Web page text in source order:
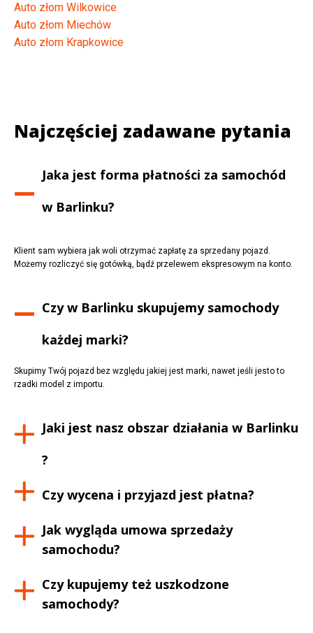
Auto złom Wilkowice
Auto złom Miechów
Auto złom Krapkowice
Najczęściej zadawane pytania
Jaka jest forma płatności za samochód
w Barlinku?
Klient sam wybiera jak woli otrzymać zapłatę za sprzedany pojazd.
Możemy rozliczyć się gotówką, bądź przelewem ekspresowym na konto.
Czy w Barlinku skupujemy samochody
każdej marki?
Skupimy Twój pojazd bez względu jakiej jest marki, nawet jeśli jesto to
rzadki model z importu.
Jaki jest nasz obszar działania w Barlinku
?
Czy wycena i przyjazd jest płatna?
Jak wygląda umowa sprzedaży
samochodu?
Czy kupujemy też uszkodzone
samochody?